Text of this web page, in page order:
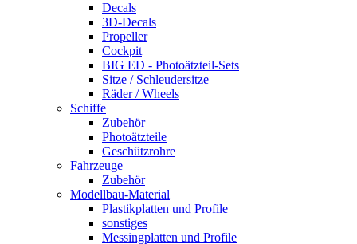
Decals
3D-Decals
Propeller
Cockpit
BIG ED - Photoätzteil-Sets
Sitze / Schleudersitze
Räder / Wheels
Schiffe
Zubehör
Photoätzteile
Geschützrohre
Fahrzeuge
Zubehör
Modellbau-Material
Plastikplatten und Profile
sonstiges
Messingplatten und Profile